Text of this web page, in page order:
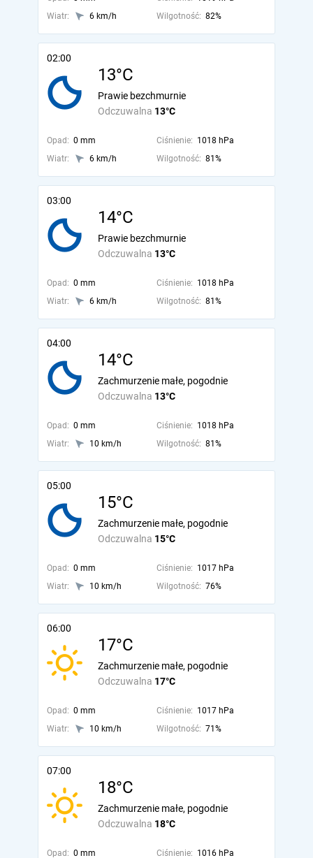
Wiatr:
6 km/h Wilgotność: 82%
02:00
13°C
Odczuwalna 13°C
Prawie bezchmurnie
Opad: 0 mm Ciśnienie: 1018 hPa
Wiatr:
6 km/h Wilgotność: 81%
03:00
14°C
Odczuwalna 13°C
Prawie bezchmurnie
Opad: 0 mm Ciśnienie: 1018 hPa
Wiatr:
6 km/h Wilgotność: 81%
04:00
14°C
Odczuwalna 13°C
Zachmurzenie małe, pogodnie
Opad: 0 mm Ciśnienie: 1018 hPa
Wiatr:
10 km/h Wilgotność: 81%
05:00
15°C
Odczuwalna 15°C
Zachmurzenie małe, pogodnie
Opad: 0 mm Ciśnienie: 1017 hPa
Wiatr:
10 km/h Wilgotność: 76%
06:00
17°C
Odczuwalna 17°C
Zachmurzenie małe, pogodnie
Opad: 0 mm Ciśnienie: 1017 hPa
Wiatr:
10 km/h Wilgotność: 71%
07:00
18°C
Odczuwalna 18°C
Zachmurzenie małe, pogodnie
Opad: 0 mm Ciśnienie: 1016 hPa